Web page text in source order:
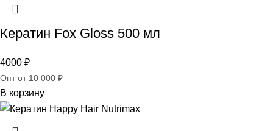
Кератин Fox Gloss 500 мл
4000 ₽
Опт от 10 000 ₽
В корзину